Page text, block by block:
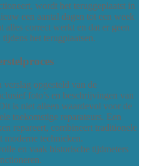
wordt het teruggeplaatst in
een aantal dagen tot een week
alles correct werkt en dat er geen
het terugplaatsen.
opgesteld van de
foto’s en beschrijvingen van
is niet alleen waardevol voor de
toekomstige reparateurs. Een
repareert, combineert traditionele
moderne technieken.
en vaak historische tijdmeters